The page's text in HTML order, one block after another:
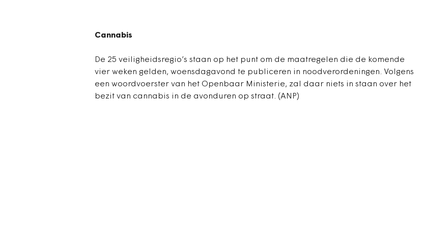
Cannabis
De 25 veiligheidsregio’s staan op het punt om de maatregelen die de komende
vier weken gelden, woensdagavond te publiceren in noodverordeningen. Volgens
een woordvoerster van het Openbaar Ministerie, zal daar niets in staan over het
bezit van cannabis in de avonduren op straat. (ANP)